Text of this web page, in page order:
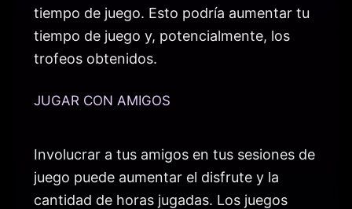
tiempo de juego. Esto podría aumentar tu
tiempo de juego y, potencialmente, los
trofeos obtenidos.
JUGAR CON AMIGOS
Involucrar a tus amigos en tus sesiones de
juego puede aumentar el disfrute y la
cantidad de horas jugadas. Los juegos